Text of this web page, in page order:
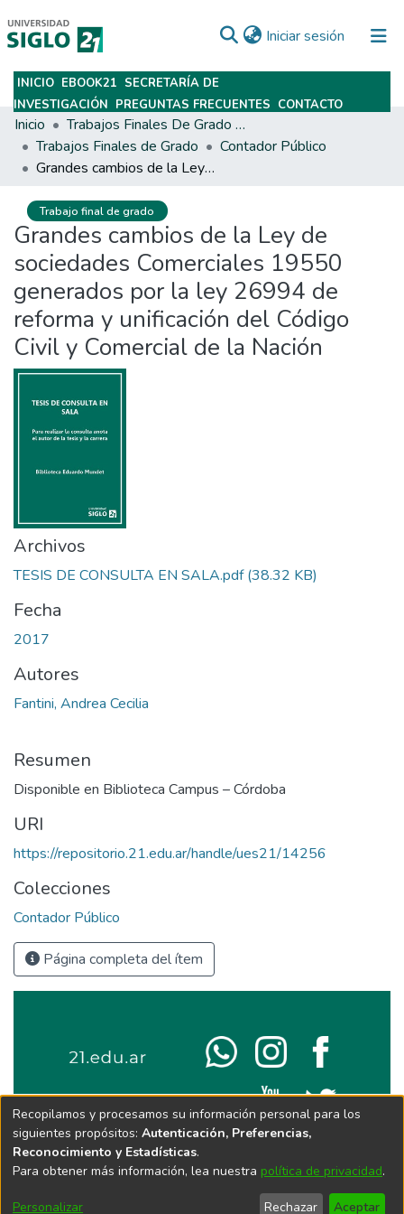
Iniciar sesión (current)
Subir
INICIO EBOOK21 SECRETARÍA DE
INVESTIGACIÓN PREGUNTAS FRECUENTES CONTACTO
Inicio
Trabajos Finales De Grado Y Posgrado
Trabajos Finales de Grado
Contador Público
Grandes cambios de la Ley de sociedades Comerciales 19550 generados por la ley 26994 de reforma y unificación del Código Civil y Comercial de la Nación
Trabajo final de grado
Grandes cambios de la Ley de
sociedades Comerciales 19550
generados por la ley 26994 de
reforma y unificación del Código
Civil y Comercial de la Nación
Archivos
TESIS DE CONSULTA EN SALA.pdf(38.32 KB)
Fecha
2017
Autores
Fantini, Andrea Cecilia
Resumen
Disponible en Biblioteca Campus – Córdoba
URI
https://repositorio.21.edu.ar/handle/ues21/14256
Colecciones
Contador Público
Página completa del ítem
Recopilamos y procesamos su información personal para los
siguientes propósitos: Autenticación, Preferencias,
Reconocimiento y Estadísticas.
Para obtener más información, lea nuestra política de privacidad.
Personalizar Rechazar Aceptar